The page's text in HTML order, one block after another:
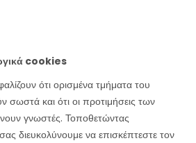
cookies
ότι ορισμένα τμήματα του
σωστά και ότι οι προτιμήσεις των
γνωστές. Τοποθετώντας
διευκολύνουμε να επισκέπτεστε τον